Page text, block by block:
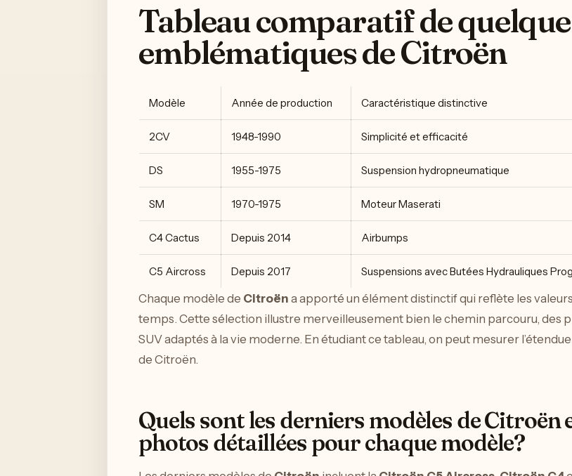
Tableau comparatif de
emblématiques de Citroën
Modèle Année de production Caractéristique distinctive
2CV 1948-1990 Simplicité et efficacité
DS 1955-1975 Suspension hydropneumatique
SM 1970-1975 Moteur Maserati
C4 Cactus Depuis 2014 Airbumps
C5 Aircross Depuis 2017 Suspensions avec Butées Hydrauliques
Chaque modèle de Citroën a apporté un élément distinctif qui reflète les
temps. Cette sélection illustre merveilleusement bien le chemin parcouru, des
SUV adaptés à la vie moderne. En étudiant ce tableau, on peut mesurer
de Citroën.
Quels sont les derniers modèles de Citroën
photos détaillées pour chaque modèle?